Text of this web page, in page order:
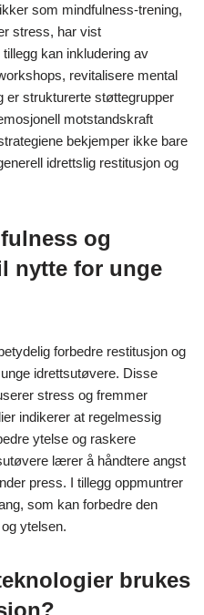
som mindfulness-trening,
stress, har vist
kan inkludering av
revitalisere mental
er strukturerte støttegrupper
motstandskraft
bekjemper ikke bare
idrettslig restitusjon og
og
nytte for unge
forbedre restitusjon og
idrettsutøvere. Disse
stress og fremmer
indikerer at regelmessig
ytelse og raskere
lærer å håndtere angst
press. I tillegg oppmuntrer
som kan forbedre den
ytelsen.
brukes